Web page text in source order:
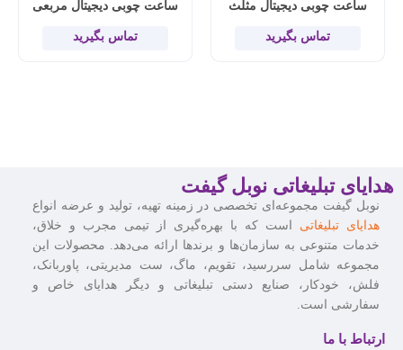
ساعت چوبی دیجیتال مثلث
تماس بگیرید
ساعت چوبی دیجیتال مربعی
تماس بگیرید
هدایای تبلیغاتی نوبل گیفت
نوبل گیفت مجموعه‌ای تخصصی در زمینه تهیه، تولید و عرضه انواع
هدایای تبلیغاتی است که با بهره‌گیری از تیمی مجرب و خلاق،
خدمات متنوعی به سازمان‌ها و برندها ارائه می‌دهد. محصولات این
مجموعه شامل سررسید، تقویم، ماگ، ست مدیریتی، پاوربانک،
فلش، خودکار، صنایع دستی تبلیغاتی و دیگر هدایای خاص و
سفارشی است.
ارتباط با ما